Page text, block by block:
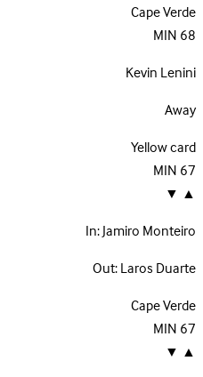
Cape Verde
68
MIN
Kevin Lenini
Away
Yellow card
67
MIN
▲
▼
In:Jamiro Monteiro
Out:Laros Duarte
Cape Verde
67
MIN
▲
▼